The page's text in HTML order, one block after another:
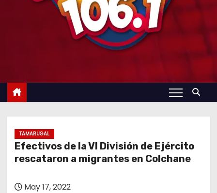
TAMARUGAL
Efectivos de la VI División de Ejército
rescataron a migrantes en Colchane
May 17, 2022